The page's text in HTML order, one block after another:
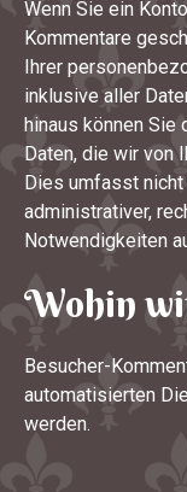
Wenn Sie ein
Kommentare
Ihrer
inklusive aller
hinaus können
Daten, die wir von
Dies umfasst
administrativer,
Notwendigkeiten
Wohin
Besucher-
automatisierten
werden.